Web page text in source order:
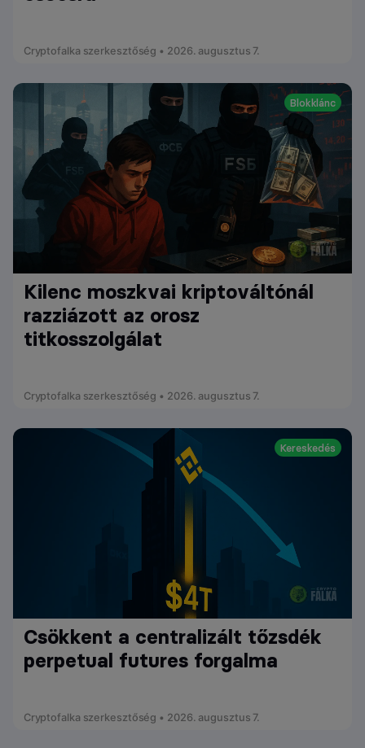
Cryptofalka szerkesztőség • 2026. augusztus 7.
Blokklánc
Kilenc moszkvai kriptováltónál
razziázott az orosz
titkosszolgálat
Cryptofalka szerkesztőség • 2026. augusztus 7.
Kereskedés
Csökkent a centralizált tőzsdék
perpetual futures forgalma
Cryptofalka szerkesztőség • 2026. augusztus 7.